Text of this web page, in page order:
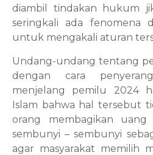
diambil tindakan hukum
seringkali ada fenomena
untuk mengakali aturan
Undang-undang tentang
dengan cara
menjelang pemilu 2024
Islam bahwa hal tersebut
orang membagikan
sembunyi – sembunyi
agar masyarakat memilih